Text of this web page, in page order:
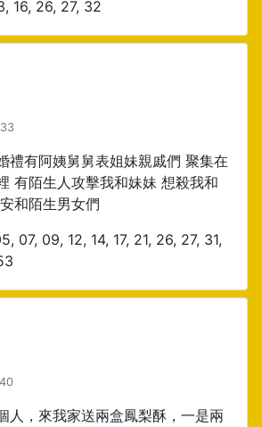
16, 26, 27, 32
禮有阿姨舅舅表姐妹親戚們 聚集在
有陌生人攻擊我和妹妹 想殺我和
和陌生男女們
07, 09, 12, 14, 17, 21, 26, 27, 31,
人，來我家送兩盒鳳梨酥，一是兩